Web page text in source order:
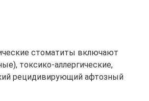
стоматиты включают
токсико-аллергические,
рецидивирующий афтозный